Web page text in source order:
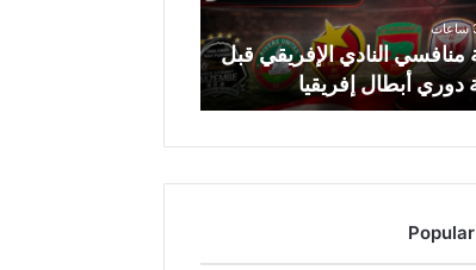
منافسي النادي الإفريقي قبل
دوري أبطال إفريقيا